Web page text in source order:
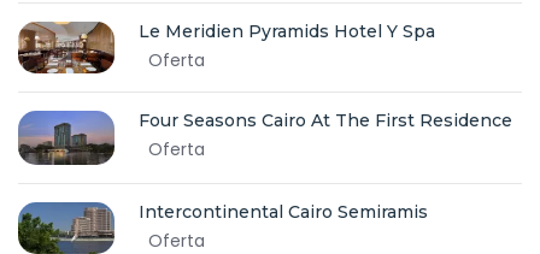
Le Meridien Pyramids Hotel Y Spa
Oferta
Four Seasons Cairo At The First Residence
Oferta
Intercontinental Cairo Semiramis
Oferta